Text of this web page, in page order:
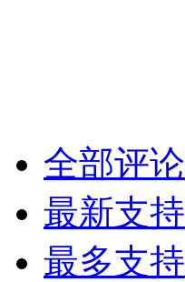
全部评论
最新支持
最多支持